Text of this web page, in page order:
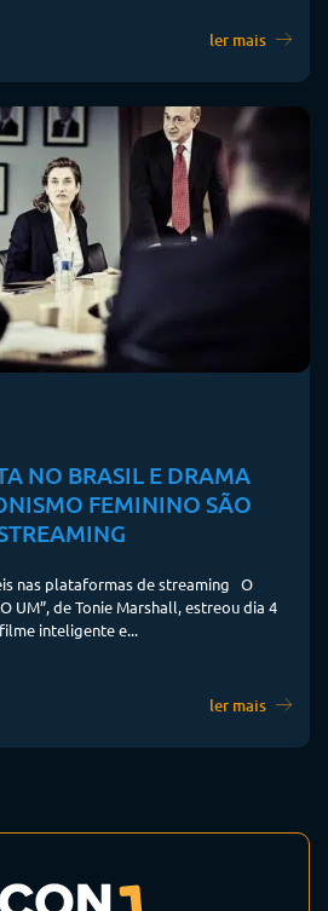
ler mais
NO BRASIL E DRAMA
FEMININO SÃO
nas plataformas de streaming O
UM”, de Tonie Marshall, estreou dia 4
inteligente e...
ler mais